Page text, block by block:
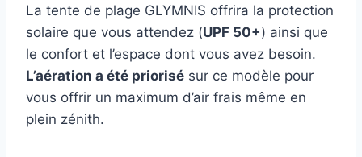
La tente de plage GLYMNIS offrira la protection
solaire que vous attendez (UPF 50+) ainsi que
le confort et l’espace dont vous avez besoin.
L’aération a été priorisé sur ce modèle pour
vous offrir un maximum d’air frais même en
plein zénith.